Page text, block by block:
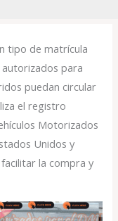
tipo de matrícula
para
puedan circular
el registro
Motorizados
Unidos y
la compra y